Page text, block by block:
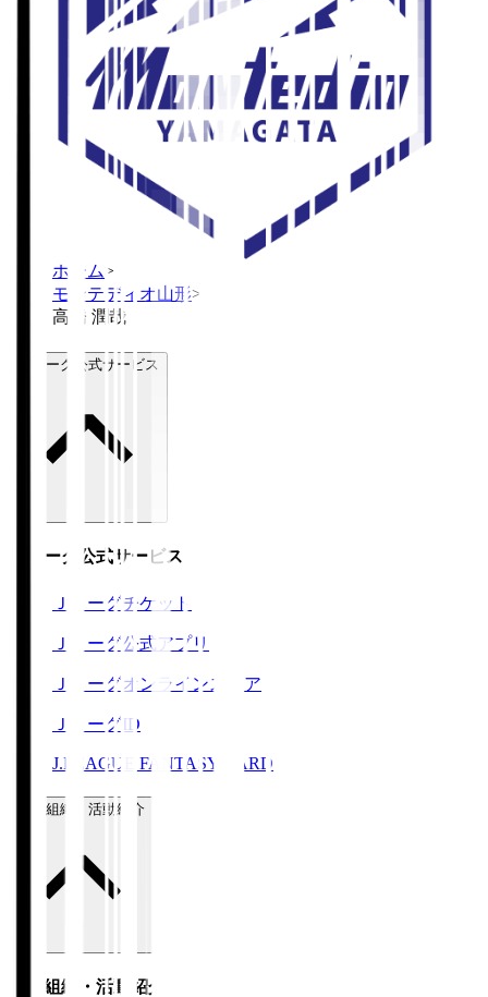
ホーム >
モンテディオ山形>
高橋 潤哉
Ｊリーグ公式サービス
Ｊリーグ公式サービス
Ｊリーグチケット
Ｊリーグ公式アプリ
Ｊリーグオンラインストア
ＪリーグID
J.LEAGUE FANTASY CARD
運営組織・活動紹介
運営組織・活動紹介